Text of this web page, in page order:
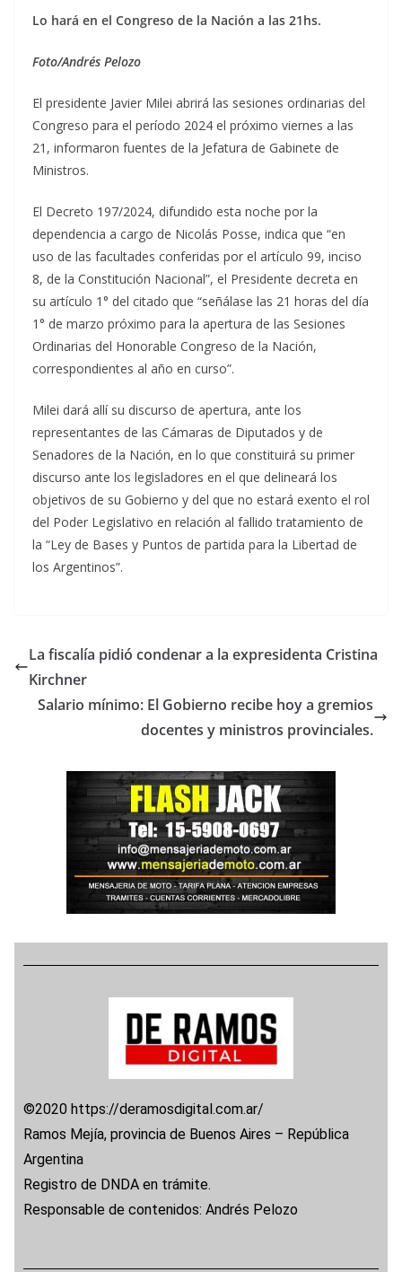
Lo hará en el Congreso de la Nación a las 21hs.
Foto/Andrés Pelozo
El presidente Javier Milei abrirá las sesiones ordinarias del
Congreso para el período 2024 el próximo viernes a las
21, informaron fuentes de la Jefatura de Gabinete de
Ministros.
El Decreto 197/2024, difundido esta noche por la
dependencia a cargo de Nicolás Posse, indica que “en
uso de las facultades conferidas por el artículo 99, inciso
8, de la Constitución Nacional”, el Presidente decreta en
su artículo 1° del citado que “señálase las 21 horas del día
1° de marzo próximo para la apertura de las Sesiones
Ordinarias del Honorable Congreso de la Nación,
correspondientes al año en curso”.
Milei dará allí su discurso de apertura, ante los
representantes de las Cámaras de Diputados y de
Senadores de la Nación, en lo que constituirá su primer
discurso ante los legisladores en el que delineará los
objetivos de su Gobierno y del que no estará exento el rol
del Poder Legislativo en relación al fallido tratamiento de
la “Ley de Bases y Puntos de partida para la Libertad de
los Argentinos”.
La fiscalía pidió condenar a la expresidenta Cristina
Kirchner
Salario mínimo: El Gobierno recibe hoy a gremios
docentes y ministros provinciales.
©2020 https://deramosdigital.com.ar/
Ramos Mejía, provincia de Buenos Aires – República
Argentina
Registro de DNDA en trámite.
Responsable de contenidos: Andrés Pelozo